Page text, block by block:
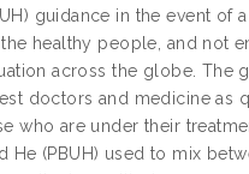
guidance in the event
healthy people, and not
across the globe. The
doctors and medicine as
who are under their
He (PBUH) used to mix